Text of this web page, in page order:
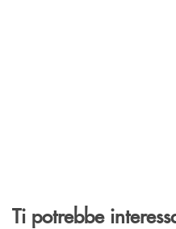
Ti potrebbe